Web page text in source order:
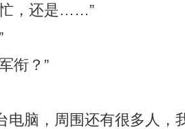
忙，还是……”
衔？”
电脑，周围还有很多人，